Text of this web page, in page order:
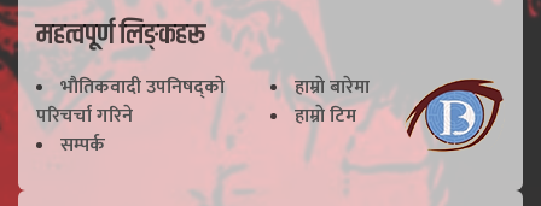
महत्वपूर्ण लिङ्कहरू
भाैतिकवादी उपनिषद्काे
परिचर्चा गरिने
हाम्राे बारेमा
हाम्राे टिम
सम्पर्क